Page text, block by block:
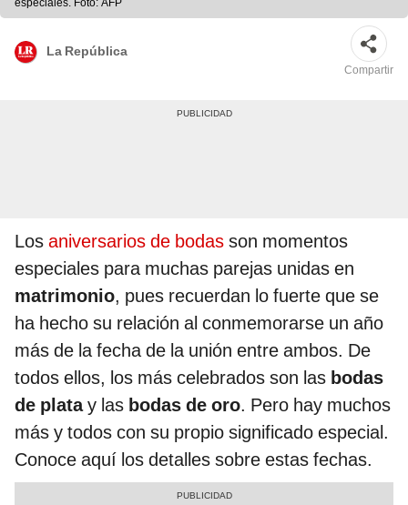
especiales. Foto: AFP
La República
Compartir
Los aniversarios de bodas son momentos
especiales para muchas parejas unidas en
matrimonio, pues recuerdan lo fuerte que se
ha hecho su relación al conmemorarse un año
más de la fecha de la unión entre ambos. De
todos ellos, los más celebrados son las bodas
de platay las bodas de oro. Pero hay muchos
más y todos con su propio significado especial.
Conoce aquí los detalles sobre estas fechas.